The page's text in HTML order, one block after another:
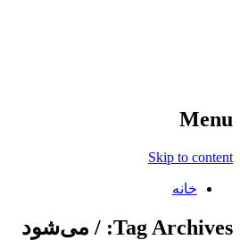
Menu
Skip to content
خانه
Tag Archives: / می‌شود